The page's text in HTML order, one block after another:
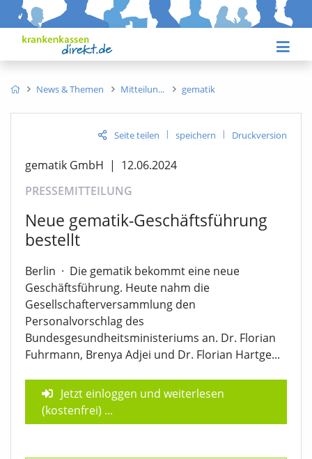
News & Themen Mitteilun gematik
Seite teilen | speichern | Druckversion
gematik GmbH | 12.06.2024
PRESSEMITTEILUNG
Neue gematik-Geschäftsführung
bestellt
Berlin · Die gematik bekommt eine neue
Geschäftsführung. Heute nahm die
Gesellschafterversammlung den
Personalvorschlag des
Bundesgesundheitsministeriums an. Dr. Florian
Fuhrmann, Brenya Adjei und Dr. Florian Hartge...
Jetzt einloggen und weiterlesen
(kostenfrei) ...